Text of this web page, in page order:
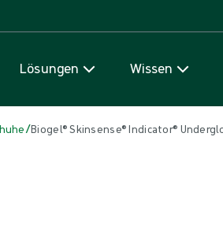
Lösungen Wissen
/Biogel® Skinsense® Indicator®